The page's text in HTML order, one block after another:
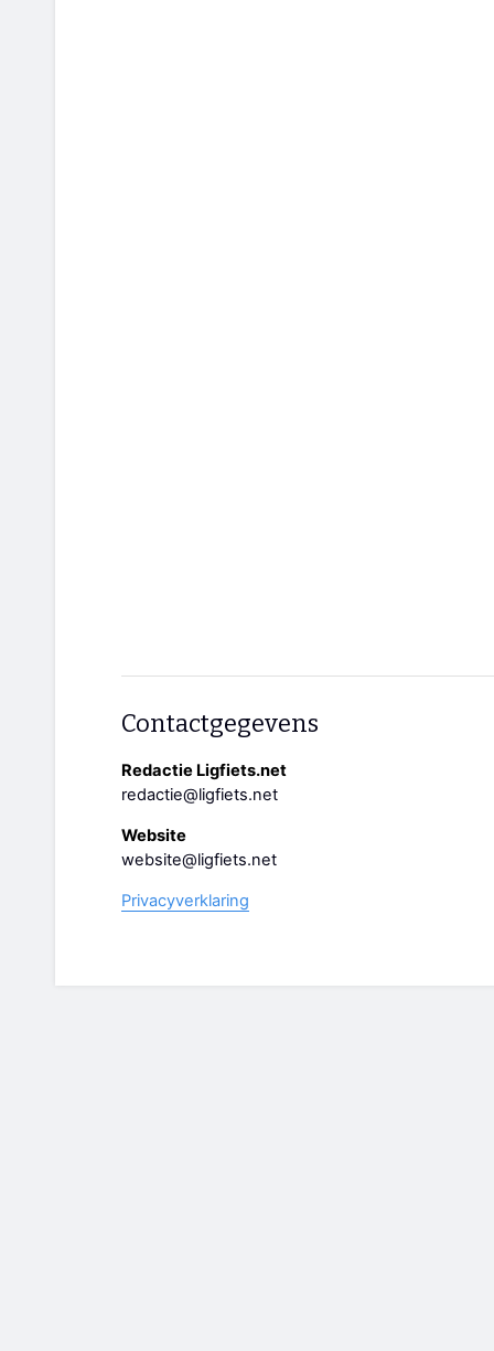
Contactgegevens
Redactie Ligfiets.net
redactie@ligfiets.net
Website
website@ligfiets.net
Privacyverklaring